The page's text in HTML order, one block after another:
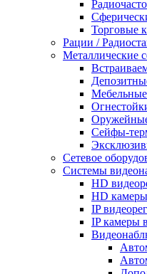
Торговые
Рации /
Металлические
Сейфы-
Сетевое
Системы
HD
HD
IP
IP камеры